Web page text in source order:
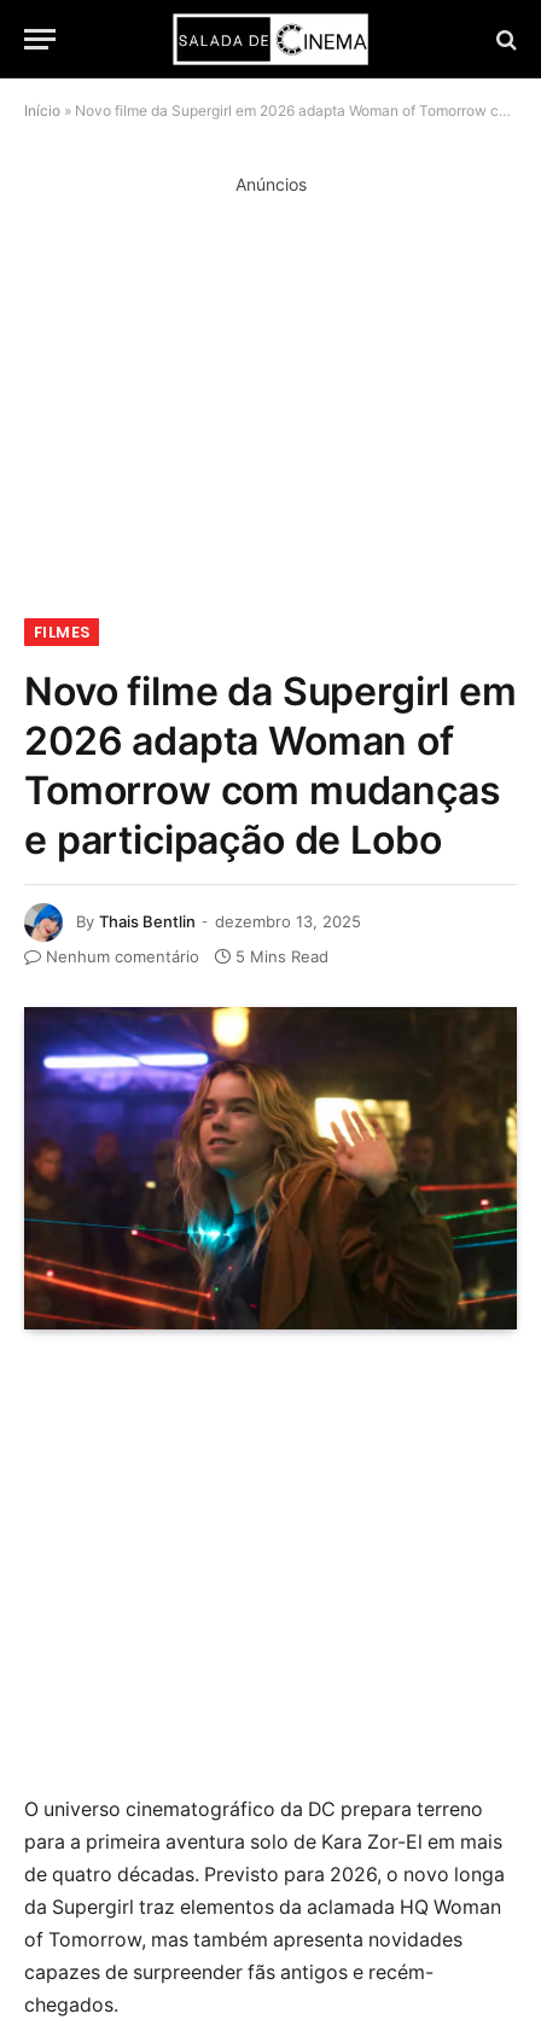
Início » Novo filme da Supergirl em 2026 adapta Woman of Tomorrow com mudanças e participação de Lobo
Anúncios
FILMES
Novo filme da Supergirl em
2026 adapta Woman of
Tomorrow com mudanças
e participação de Lobo
By Thais Bentlin
dezembro 13, 2025
Nenhum comentário
5 Mins Read
O universo cinematográfico da DC prepara terreno
para a primeira aventura solo de Kara Zor-El em mais
de quatro décadas. Previsto para 2026, o novo longa
da Supergirl traz elementos da aclamada HQ Woman
of Tomorrow, mas também apresenta novidades
capazes de surpreender fãs antigos e recém-
chegados.